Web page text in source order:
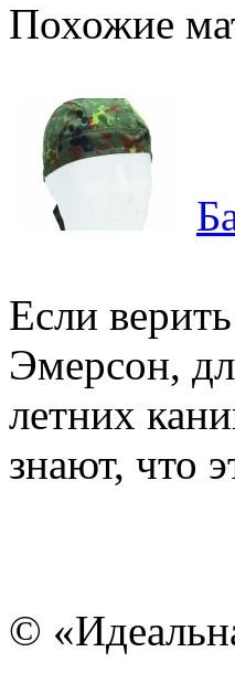
Похожие
Если
Эмерсон,
летних
знают, что
©